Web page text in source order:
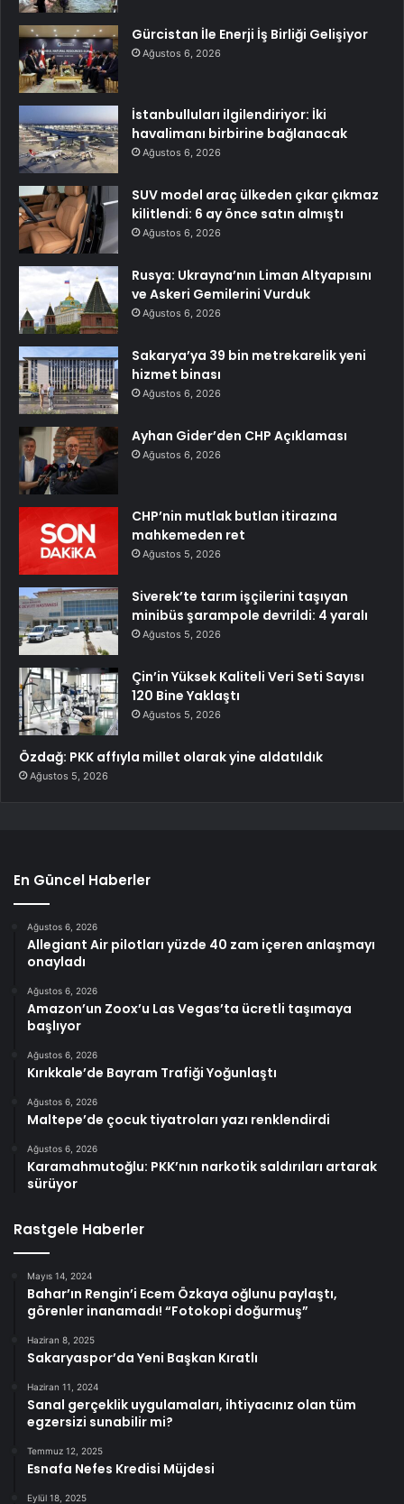
Gürcistan İle Enerji İş Birliği Gelişiyor
Ağustos 6, 2026
İstanbulluları ilgilendiriyor: İki
havalimanı birbirine bağlanacak
Ağustos 6, 2026
SUV model araç ülkeden çıkar çıkmaz
kilitlendi: 6 ay önce satın almıştı
Ağustos 6, 2026
Rusya: Ukrayna’nın Liman Altyapısını
ve Askeri Gemilerini Vurduk
Ağustos 6, 2026
Sakarya’ya 39 bin metrekarelik yeni
hizmet binası
Ağustos 6, 2026
Ayhan Gider’den CHP Açıklaması
Ağustos 6, 2026
CHP’nin mutlak butlan itirazına
mahkemeden ret
Ağustos 5, 2026
Siverek’te tarım işçilerini taşıyan
minibüs şarampole devrildi: 4 yaralı
Ağustos 5, 2026
Çin’in Yüksek Kaliteli Veri Seti Sayısı
120 Bine Yaklaştı
Ağustos 5, 2026
Özdağ: PKK affıyla millet olarak yine aldatıldık
Ağustos 5, 2026
En Güncel Haberler
Ağustos 6, 2026
Allegiant Air pilotları yüzde 40 zam içeren anlaşmayı
onayladı
Ağustos 6, 2026
Amazon’un Zoox’u Las Vegas’ta ücretli taşımaya
başlıyor
Ağustos 6, 2026
Kırıkkale’de Bayram Trafiği Yoğunlaştı
Ağustos 6, 2026
Maltepe’de çocuk tiyatroları yazı renklendirdi
Ağustos 6, 2026
Karamahmutoğlu: PKK’nın narkotik saldırıları artarak
sürüyor
Rastgele Haberler
Mayıs 14, 2024
Bahar’ın Rengin’i Ecem Özkaya oğlunu paylaştı,
görenler inanamadı! “Fotokopi doğurmuş”
Haziran 8, 2025
Sakaryaspor’da Yeni Başkan Kıratlı
Haziran 11, 2024
Sanal gerçeklik uygulamaları, ihtiyacınız olan tüm
egzersizi sunabilir mi?
Temmuz 12, 2025
Esnafa Nefes Kredisi Müjdesi
Eylül 18, 2025